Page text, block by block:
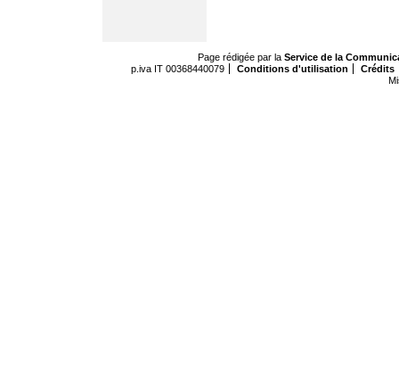
Page rédigée par la Service de la
p.iva IT 00368440079
Conditions d'utilisation
Crédits